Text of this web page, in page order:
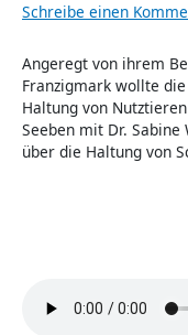
Schreibe einen
Angeregt von ihrem
Franzigmark wollte
Haltung von
Seeben mit Dr. Sabine
über die Haltung von